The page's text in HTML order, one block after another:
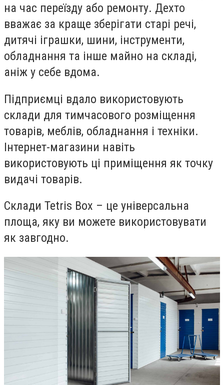
на час переїзду або ремонту. Дехто
вважає за краще зберігати старі речі,
дитячі іграшки, шини, інструменти,
обладнання та інше майно на складі,
аніж у себе вдома.
Підприємці вдало використовують
склади для тимчасового розміщення
товарів, меблів, обладнання і техніки.
Інтернет-магазини навіть
використовують ці приміщення як точку
видачі товарів.
Склади Tetris Box – це універсальна
площа, яку ви можете використовувати
як завгодно.